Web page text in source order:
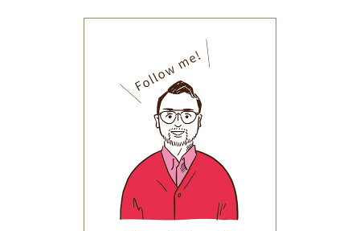
(32)
2025年9月(30)
2025年8月(31)
2025年7月(37)
2025年6月(48)
2025年5月
(41)
2025年4月
(32)
2025年3月(31)